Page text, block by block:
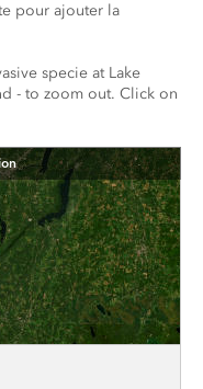
pour ajouter la
specie at Lake
- to zoom out. Click on